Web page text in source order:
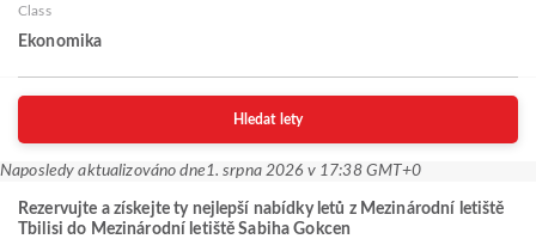
Class
Ekonomika
Hledat lety
Naposledy aktualizováno dne1. srpna 2026 v 17:38 GMT+0
Rezervujte a získejte ty nejlepší nabídky letů z Mezinárodní letiště
Tbilisi do Mezinárodní letiště Sabiha Gokcen